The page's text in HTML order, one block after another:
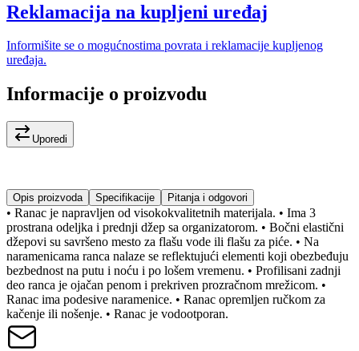
Reklamacija na kupljeni uređaj
Informišite se o mogućnostima povrata i reklamacije kupljenog
uređaja.
Informacije o proizvodu
Uporedi
Opis proizvoda Specifikacije Pitanja i odgovori
• Ranac je napravljen od visokokvalitetnih materijala. • Ima 3
prostrana odeljka i prednji džep sa organizatorom. • Bočni elastični
džepovi su savršeno mesto za flašu vode ili flašu za piće. • Na
naramenicama ranca nalaze se reflektujući elementi koji obezbeđuju
bezbednost na putu i ​​noću i po lošem vremenu. • Profilisani zadnji
deo ranca je ojačan penom i prekriven prozračnom mrežicom. •
Ranac ima podesive naramenice. • Ranac opremljen ručkom za
kačenje ili nošenje. • Ranac je vodootporan.